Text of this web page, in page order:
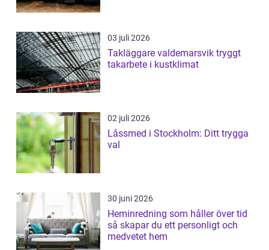
03 juli 2026
Takläggare valdemarsvik tryggt
takarbete i kustklimat
02 juli 2026
Låssmed i Stockholm: Ditt trygga
val
30 juni 2026
Heminredning som håller över tid
så skapar du ett personligt och
medvetet hem